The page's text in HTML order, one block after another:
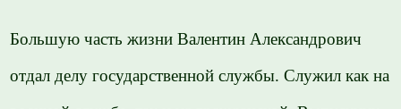
Большую часть жизни Валентин Александрович
отдал делу государственной службы. Служил как на